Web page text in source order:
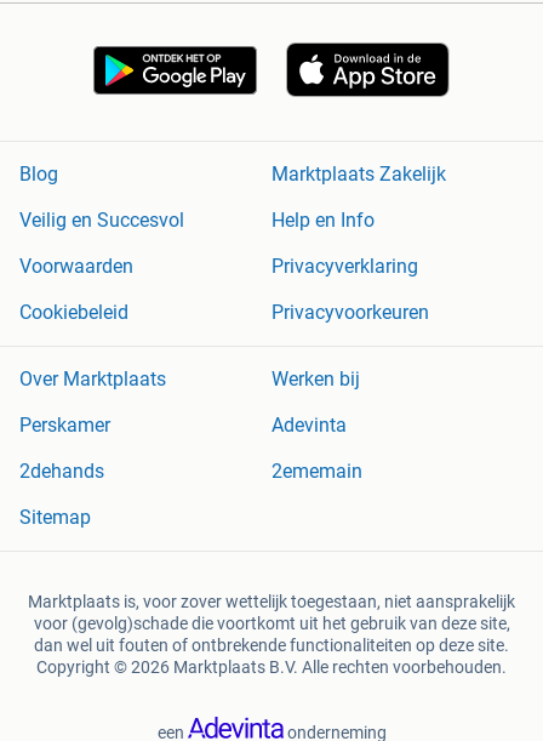
Blog
Marktplaats Zakelijk
Veilig en Succesvol
Help en Info
Voorwaarden
Privacyverklaring
Cookiebeleid
Privacyvoorkeuren
Over Marktplaats
Werken bij
Perskamer
Adevinta
2dehands
2ememain
Sitemap
Marktplaats is, voor zover wettelijk toegestaan, niet aansprakelijk
voor (gevolg)schade die voortkomt uit het gebruik van deze site,
dan wel uit fouten of ontbrekende functionaliteiten op deze site.
Copyright © 2026 Marktplaats B.V. Alle rechten voorbehouden.
een onderneming